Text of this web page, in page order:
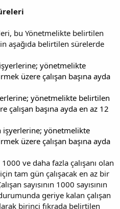
bu Yönetmelikte belirtilen
aşağıda belirtilen sürelerde
yönetmelikte
üzere çalışan başına ayda
yönetmelikte belirtilen
başına ayda en az 12
işyerlerine; yönetmelikte
üzere çalışan başına ayda
ve daha fazla çalışanı olan
tam gün çalışacak en az bir
sayısının 1000 sayısının
geriye kalan çalışan
birinci fıkrada belirtilen